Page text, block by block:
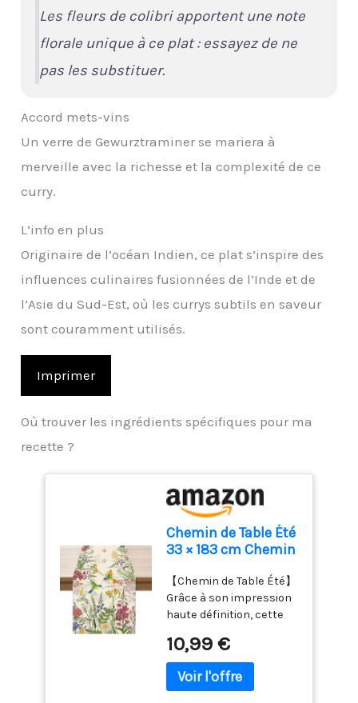
Les fleurs de colibri apportent une note
florale unique à ce plat : essayez de ne
pas les substituer.
Accord mets-vins
Un verre de Gewurztraminer se mariera à
merveille avec la richesse et la complexité de ce
curry.
L’info en plus
Originaire de l’océan Indien, ce plat s’inspire des
influences culinaires fusionnées de l’Inde et de
l’Asie du Sud-Est, où les currys subtils en saveur
sont couramment utilisés.
Imprimer
Où trouver les ingrédients spécifiques pour ma
recette ?
Chemin de Table Été
33 × 183 cm Chemin
Papillons Colibris
Lavable Table
Runner Floral pour
Salle à Manger
Cuisine Fête
IntéRieur ExtéRieur
【Chemin de Table Été】
Grâce à son impression
haute définition, cette
donne vie à un motif
aquarellé représentant
des colibris et des fleurs
10,99 €